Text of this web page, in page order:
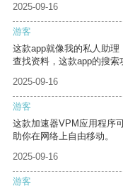
2025-09-16
游客
这款app就像我的私人助
查找资料，这款app的搜索
2025-09-16
游客
这款加速器VPM应用程序
助你在网络上自由移动。
2025-09-16
游客